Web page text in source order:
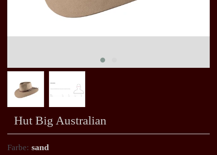
Hut Big Australian
Farbe: sand